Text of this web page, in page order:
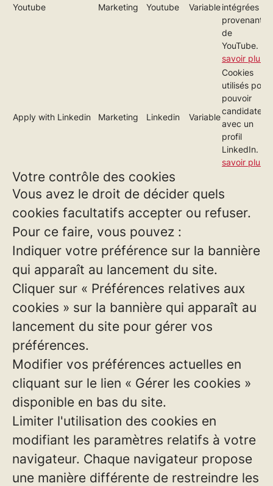
Youtube Marketing Youtube Variableintégrées
provenant
de
YouTube.
savoir plus
Apply with Linkedin Marketing Linkedin Variable
Cookies
utilisés pour
pouvoir
candidater
avec un
profil
LinkedIn.
savoir plus
Votre contrôle des cookies
Vous avez le droit de décider quels
cookies facultatifs accepter ou refuser.
Pour ce faire, vous pouvez :
Indiquer votre préférence sur la bannière
qui apparaît au lancement du site.
Cliquer sur « Préférences relatives aux
cookies » sur la bannière qui apparaît au
lancement du site pour gérer vos
préférences.
Modifier vos préférences actuelles en
cliquant sur le lien « Gérer les cookies »
disponible en bas du site.
Limiter l'utilisation des cookies en
modifiant les paramètres relatifs à votre
navigateur. Chaque navigateur propose
une manière différente de restreindre les